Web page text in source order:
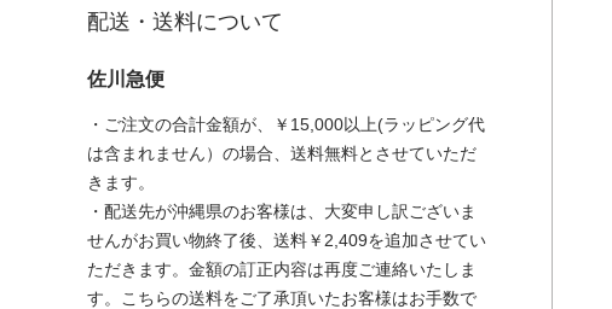
配送・送料について
佐川急便
・ご注文の合計金額が、￥15,000以上(ラッピング代
は含まれません）の場合、送料無料とさせていただ
きます。
・配送先が沖縄県のお客様は、大変申し訳ございま
せんがお買い物終了後、送料￥2,409を追加させてい
ただきます。金額の訂正内容は再度ご連絡いたしま
す。こちらの送料をご了承頂いたお客様はお手数で